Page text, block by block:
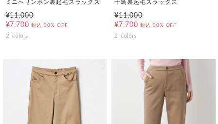
ミニヘリンボン裏起毛スラックス
¥11,000
¥7,700 税込 30% OFF
2 colors
千鳥裏起毛スラックス
¥11,000
¥7,700 税込 30% OFF
2 colors